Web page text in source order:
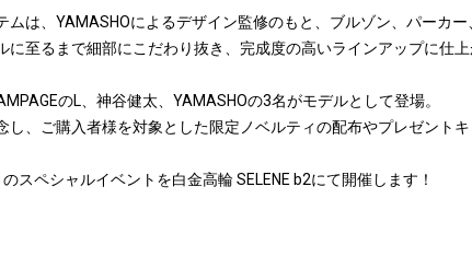
は、YAMASHOによるデザイン監修のもと、ブルゾン、パーカー
至るまで細部にこだわり抜き、完成度の高いラインアップに仕上
のL、神谷健太、YAMASHOの3名がモデルとして登場。
、ご購入者様を対象とした限定ノベルティの配布やプレゼントキ
ペシャルイベントを白金高輪 SELENE b2にて開催します！